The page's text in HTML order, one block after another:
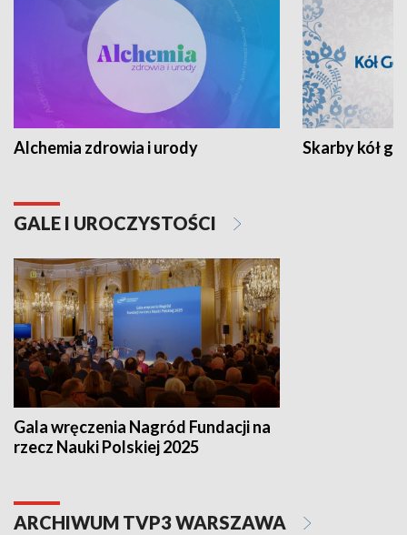
Alchemia zdrowia i urody Skarby kół
GALE I UROCZYSTOŚCI
Gala wręczenia Nagród Fundacji na
rzecz Nauki Polskiej 2025
ARCHIWUM TVP3 WARSZAWA